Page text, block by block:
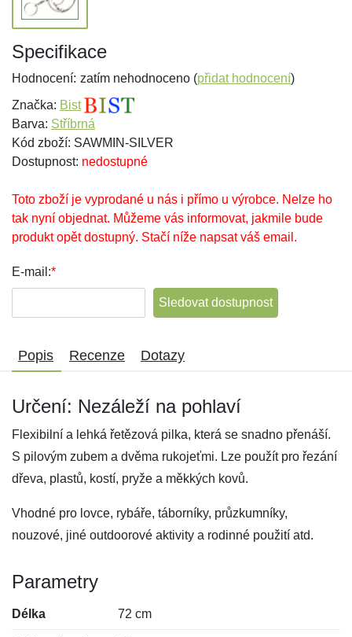
Specifikace
Hodnocení: zatím nehodnoceno (přidat hodnocení)
Značka: Bist
Barva: Stříbrná
Kód zboží: SAWMIN-SILVER
Dostupnost: nedostupné
Toto zboží je vyprodané u nás i přímo u výrobce. Nelze ho
tak nyní objednat. Můžeme vás informovat, jakmile bude
produkt opět dostupný. Stačí níže napsat váš email.
E-mail:*
Sledovat dostupnost
Popis Recenze Dotazy
Určení: Nezáleží na pohlaví
Flexibilní a lehká řetězová pilka, která se snadno přenáší.
S pilovým zubem a dvěma rukojeťmi. Lze použít pro řezání
dřeva, plastů, kostí, pryže a měkkých kovů.
Vhodné pro lovce, rybáře, táborníky, průzkumníky,
nouzové, jiné outdoorové aktivity a rodinné použití atd.
Parametry
Délka 72 cm